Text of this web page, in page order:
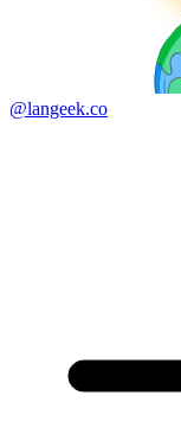
@langeek.co